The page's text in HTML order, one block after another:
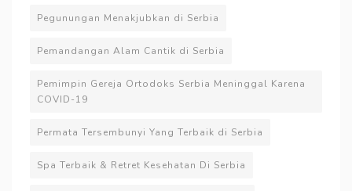
Pegunungan Menakjubkan di Serbia
Pemandangan Alam Cantik di Serbia
Pemimpin Gereja Ortodoks Serbia Meninggal Karena
COVID-19
Permata Tersembunyi Yang Terbaik di Serbia
Spa Terbaik & Retret Kesehatan Di Serbia